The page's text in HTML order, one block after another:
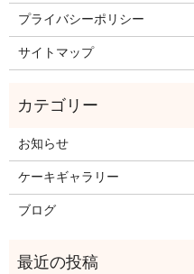
プライバシーポリシー
サイトマップ
お知らせ
ケーキギャラリー
ブログ